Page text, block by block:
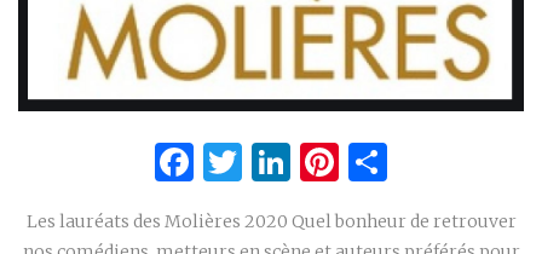
Facebook
Twitter
LinkedIn
Pinterest
Les lauréats des Molières 2020 Quel bonheur de retrouver